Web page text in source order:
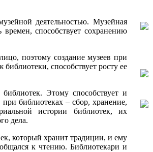
деятельностью. Музейная
способствует сохранению
поэтому создание музеев при
способствует росту ее
Этому способствует и
библиотеках – сбор, хранение,
истории библиотек, их
дела.
который хранит традиции, и ему
к чтению. Библиотекари и